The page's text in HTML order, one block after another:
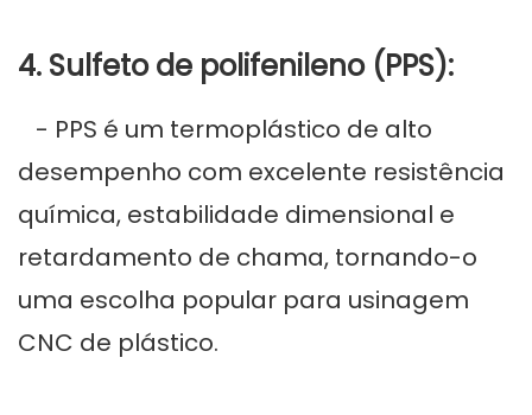
4. Sulfeto de polifenileno (PPS):
- PPS é um termoplástico de alto
desempenho com excelente resistência
química, estabilidade dimensional e
retardamento de chama, tornando-o
uma escolha popular para usinagem
CNC de plástico.